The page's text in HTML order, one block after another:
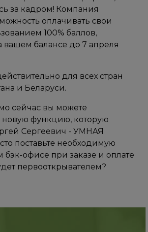
за кадром! Компания
оплачивать свои
100% баллов,
вашем балансе до 7 апреля
для всех стран
и Беларуси.
сейчас вы можете
новую функцию, которую
Сергеевич - УМНАЯ
поставьте необходимую
бэк-офисе при заказе и оплате
первооткрывателем?